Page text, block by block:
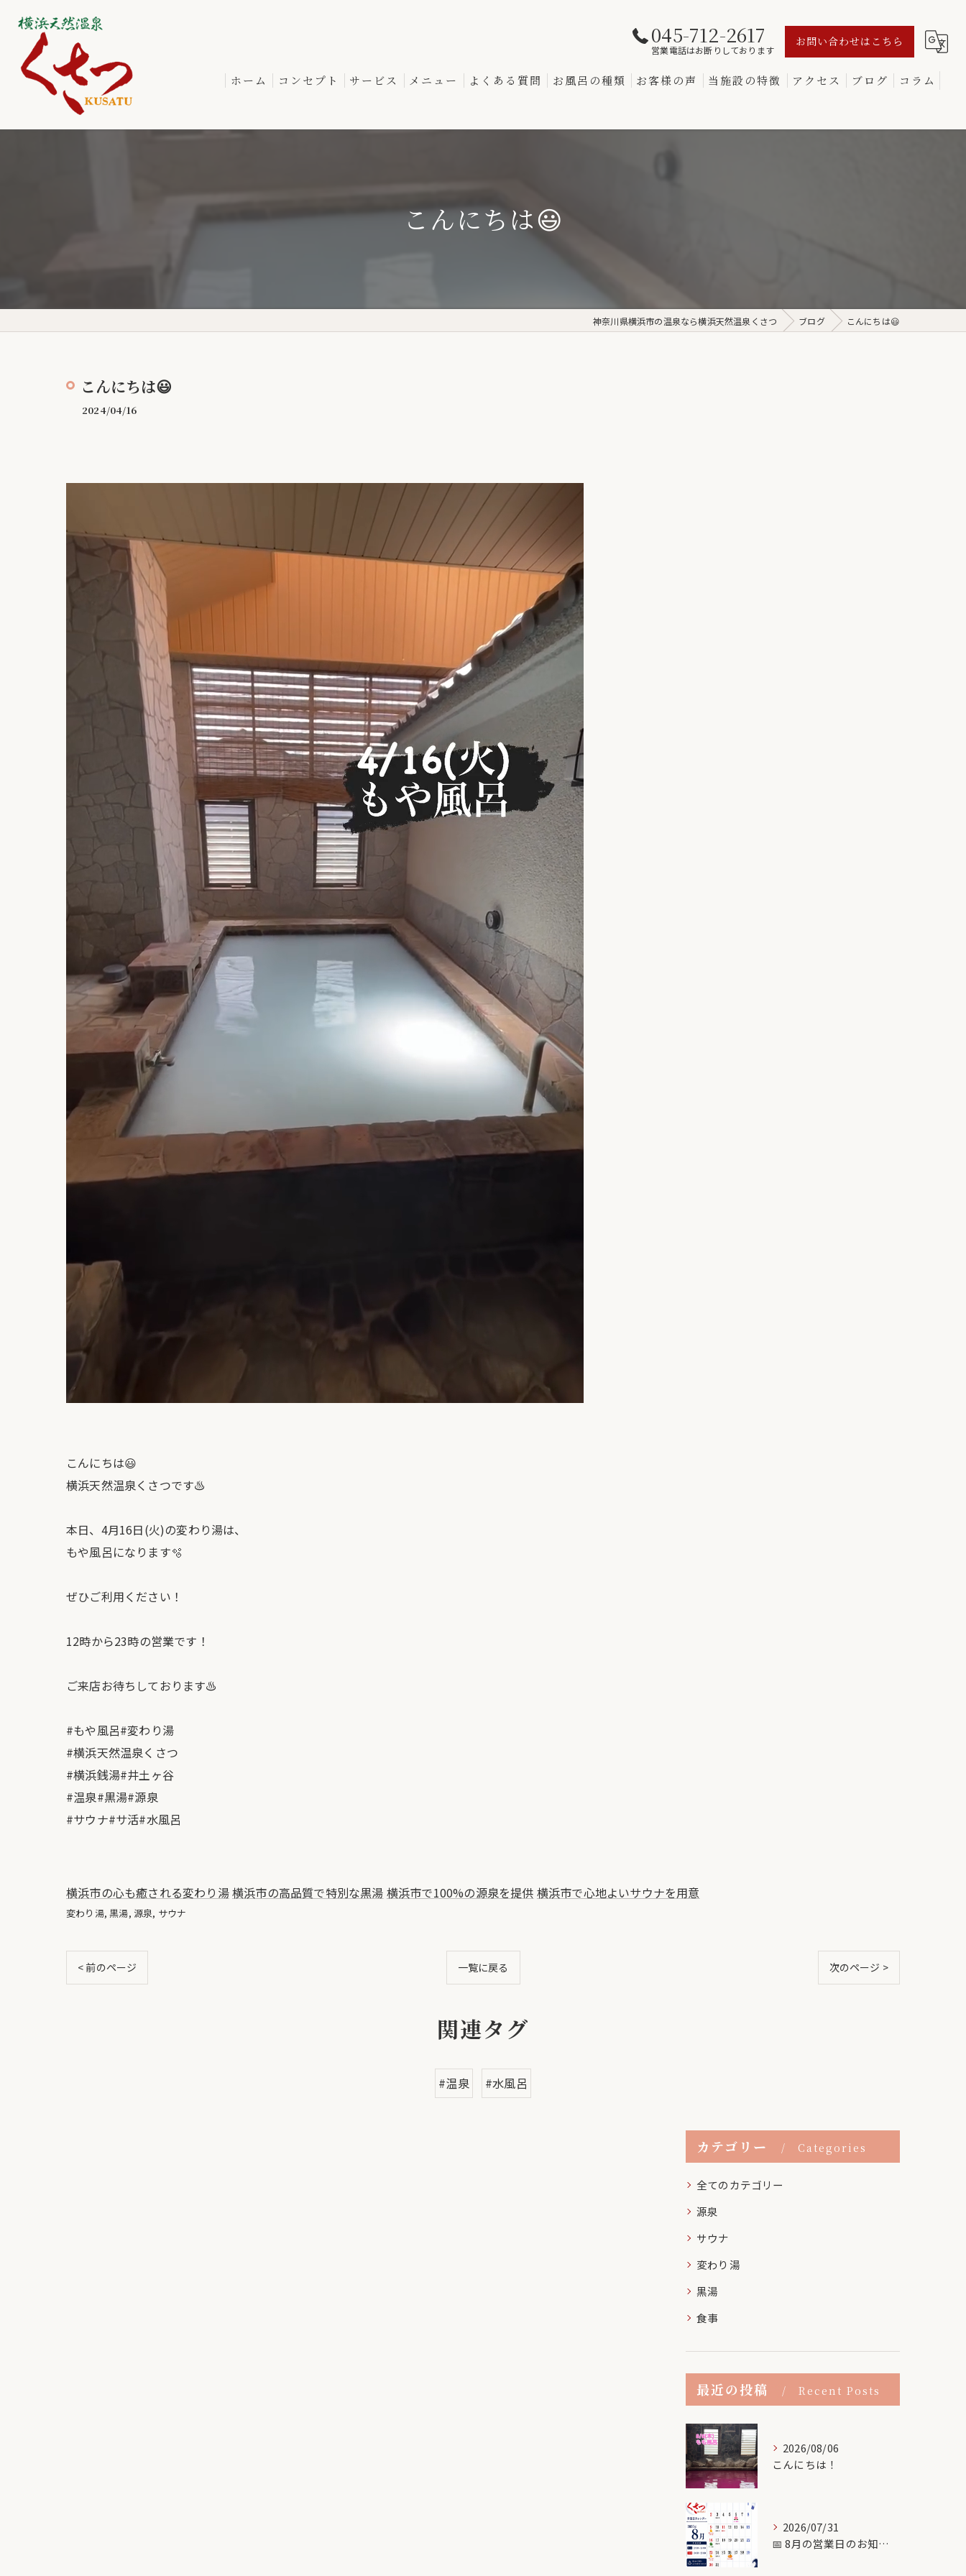
045-712-2617
営業電話はお断りしております
お問い合わせはこちら
ホーム コンセプト サービス メニュー よくある質問 お風呂の種類 お客様の声 当施設の特徴
源泉
アクセス ブログ コラム
こんにちは😃
神奈川県横浜市の温泉なら横浜天然温泉くさつ ブログ こんにちは😃
こんにちは😃
2024/04/16
こんにちは😃
横浜天然温泉くさつです♨️
本日、4月16日(火)の変わり湯は、
もや風呂になります🫧
ぜひご利用ください！
12時から23時の営業です！
ご来店お待ちしております♨️
#もや風呂#変わり湯
#横浜天然温泉くさつ
#横浜銭湯#井土ヶ谷
#温泉#黒湯#源泉
#サウナ#サ活#水風呂
横浜市の心も癒される変わり湯横浜市の高品質で特別な黒湯 横浜市で100%の源泉を提供 横浜市で心地よいサウナを用意
変わり湯 黒湯 源泉 サウナ
< 前のページ 一覧に戻る 次のページ >
関連タグ
#温泉 #水風呂
カテゴリー Categories
全てのカテゴリー
源泉
サウナ
変わり湯
黒湯
食事
最近の投稿 Recent Posts
2026/08/06
こんにちは！
2026/07/31
📅 8月の営業日のお知らせ♨️